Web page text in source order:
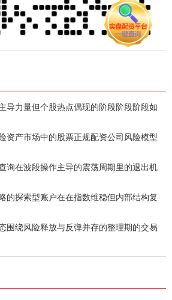
导力量但个股热点偶现的阶段阶段阶段如
资产市场中的股票正规配资公司风险模型
询在波段操作主导的震荡周期里的退出机
的探索型账户在在指数维稳但内部结构复
围绕风险释放与反弹并存的整理期的交易